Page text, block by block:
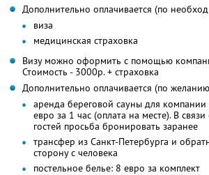
Дополнительно оплачивается (по
виза
медицинская страховка
Визу можно оформить с помощью
Стоимость - 3000р. + страховка
Дополнительно оплачивается (по
аренда береговой сауны для
евро за 1 час (оплата на месте). В
гостей просьба бронировать заранее
трансфер из Санкт-Петербурга и
сторону с человека
постельное белье: 8 евро за комплект